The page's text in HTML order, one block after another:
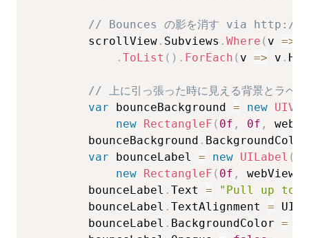
// Bounces の影を消す via http://
        scrollView
. Subviews . Where ( v =>
. ToList ( ) . ForEach ( v => v .
// 上に引っ張った時に見える背景とラベル
var bounceBackground = new
new RectangleF ( 0f , 0f ,
        bounceBackground
.
var bounceLabel = new UILabel (
new RectangleF ( 0f , webView
        bounceLabel
. Text =
"Pull up to
        bounceLabel
. TextAlignment =
        bounceLabel
. BackgroundColor =